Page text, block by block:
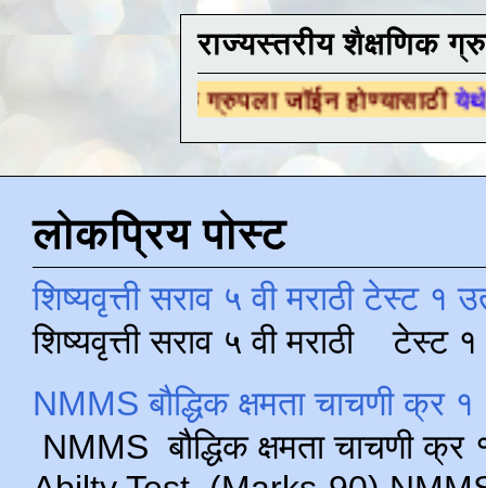
राज्यस्तरीय शैक्षणिक
ग्रुपला जॉईन होण्यासाठीयेथे क्लिक करा .
लोकप्रिय पोस्ट
शिष्यवृत्ती सराव ५ वी मराठी टेस्ट १
शिष्यवृत्ती सराव ५ वी मराठी टेस्ट
NMMS बौद्धिक क्षमता चाचणी क्र
NMMS बौद्धिक क्षमता चाचणी